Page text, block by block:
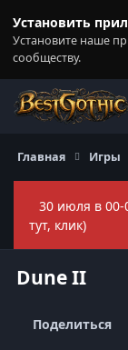
Установить
Установите наше
сообществу.
Главная Игры
30 июля в 00-
тут, клик)
Dune II
Поделиться